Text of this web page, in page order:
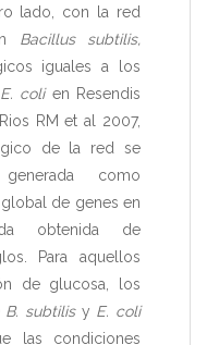
lado, con la red
Bacillus subtilis,
iguales a los
E. coli en Resendis
RM et al 2007,
de la red se
como
de genes en
obtenida de
Para aquellos
de glucosa, los
B. subtilis y E. coli
las condiciones